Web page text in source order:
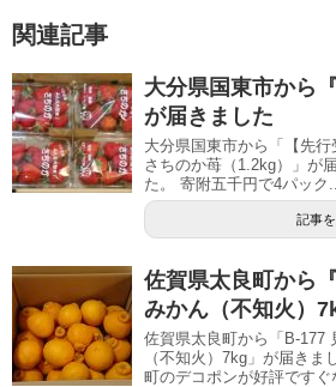
関連記事
大分県国東市から
が届きました
大分県国東市から「【先
さちのか苺（1.2kg）」が
た。 寄附五千円で4パック...
記事
佐賀県太良町から
みかん（不知火）
佐賀県太良町から「B-177
（不知火）7kg」が届き
町のデコポンが好評ですぐ